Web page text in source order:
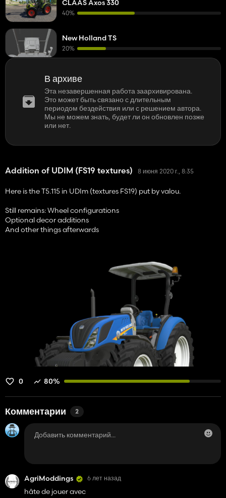
В архиве
Эта незавершенная работа заархивирована.
Это может быть связано с длительным
периодом бездействия или с решением автора.
Мы не можем знать, будет ли он обновлен позже
или нет.
Addition of UDIM (FS19 textures) 8 июня 2020 г., 8:35
Here is the T5.115 in UDIm (textures FS19) put by valou.
Still remains: Wheel configurations
Optional decor additions
And other things afterwards
0 80%
Комментарии 2
AgriModdings 6 лет назад
hâte de jouer avec
CLAAS Axos 330
40%
New Holland TS
20%